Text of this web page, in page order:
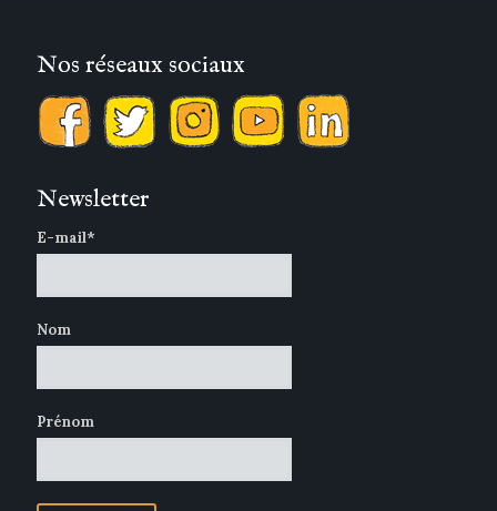
Nos réseaux sociaux
Newsletter
E-mail*
Nom
Prénom